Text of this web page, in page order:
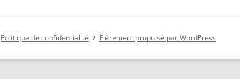
Politique de confidentialité Fièrement propulsé par WordPress